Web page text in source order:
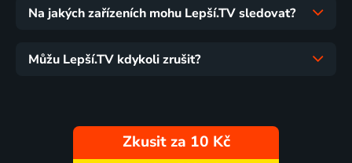
Na jakých zařízeních mohu Lepší.TV sledovat?
Můžu Lepší.TV kdykoli zrušit?
Zkusit za 10 Kč